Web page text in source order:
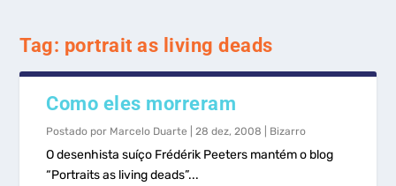
Tag: portrait as living deads
Como eles morreram
Postado por Marcelo Duarte |28 dez, 2008 Bizarro
O desenhista suíço Frédérik Peeters mantém o blog
“Portraits as living deads”...